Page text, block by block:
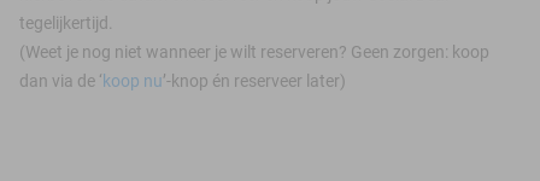
tegelijkertijd.
(Weet je nog niet wanneer je wilt reserveren? Geen zorgen: koop
dan via de ‘koop nu’-knop én reserveer later)